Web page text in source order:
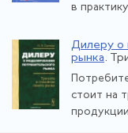
в
Дилеру о
рынка.
стоит на